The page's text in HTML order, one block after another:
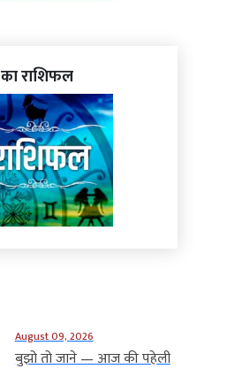
का राशिफल
August 09, 2026
बुझो तो जाने — आज की पहेली